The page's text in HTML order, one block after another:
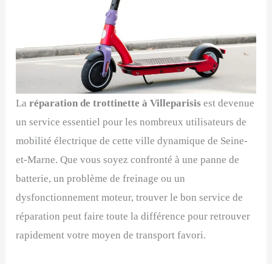
Laréparation de trottinette à Villeparisis est devenue
un service essentiel pour les nombreux utilisateurs de
mobilité électrique de cette ville dynamique de Seine-
et-Marne. Que vous soyez confronté à une panne de
batterie, un problème de freinage ou un
dysfonctionnement moteur, trouver le bon service de
réparation peut faire toute la différence pour retrouver
rapidement votre moyen de transport favori.